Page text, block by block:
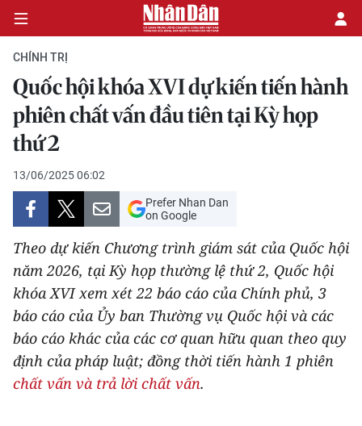
CHÍNH TRỊ
KINH TẾ
VĂN HÓA
XÃ HỘI
PHÁP LUẬT
DU LỊCH
THẾ GIỚI
THỂ THAO
CHÍNH TRỊ
Quốc hội khóa XVI dự kiến tiến hành
phiên chất vấn đầu tiên tại Kỳ họp
thứ 2
13/06/2025 06:02
Prefer Nhan Dan
on Google
Theo dự kiến Chương trình giám sát của Quốc hội
năm 2026, tại Kỳ họp thường lệ thứ 2, Quốc hội
khóa XVI xem xét 22 báo cáo của Chính phủ, 3
báo cáo của Ủy ban Thường vụ Quốc hội và các
báo cáo khác của các cơ quan hữu quan theo quy
định của pháp luật; đồng thời tiến hành 1 phiên
chất vấn và trả lời chất vấn.